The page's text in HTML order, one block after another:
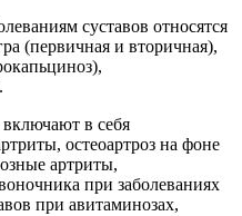
суставов относятся
(первичная и вторичная),
в себя
остеоартроз на фоне
артриты,
при заболеваниях
при авитаминозах,